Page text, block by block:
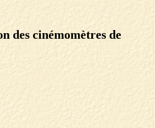
des cinémomètres de